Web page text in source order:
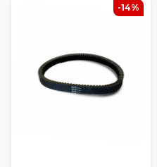
-14%